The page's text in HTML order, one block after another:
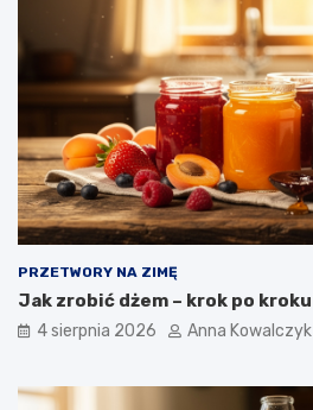
PRZETWORY NA ZIMĘ
Jak zrobić dżem – krok po kroku
4 sierpnia 2026 Anna Kowalczyk